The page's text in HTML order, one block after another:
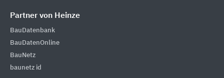
Partner von Heinze
BauDatenbank
BauDatenOnline
BauNetz
baunetz id